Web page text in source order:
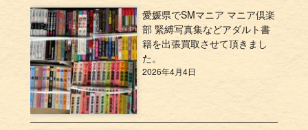
愛媛県でSMマニア マニア倶楽
部 緊縛写真集などアダルト書
籍を出張買取させて頂きまし
た。
2026年4月4日